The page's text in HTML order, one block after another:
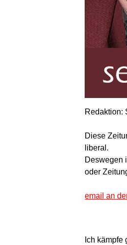
Redaktion:
Diese
liberal.
Deswegen
oder
email an
Ich kämpfe